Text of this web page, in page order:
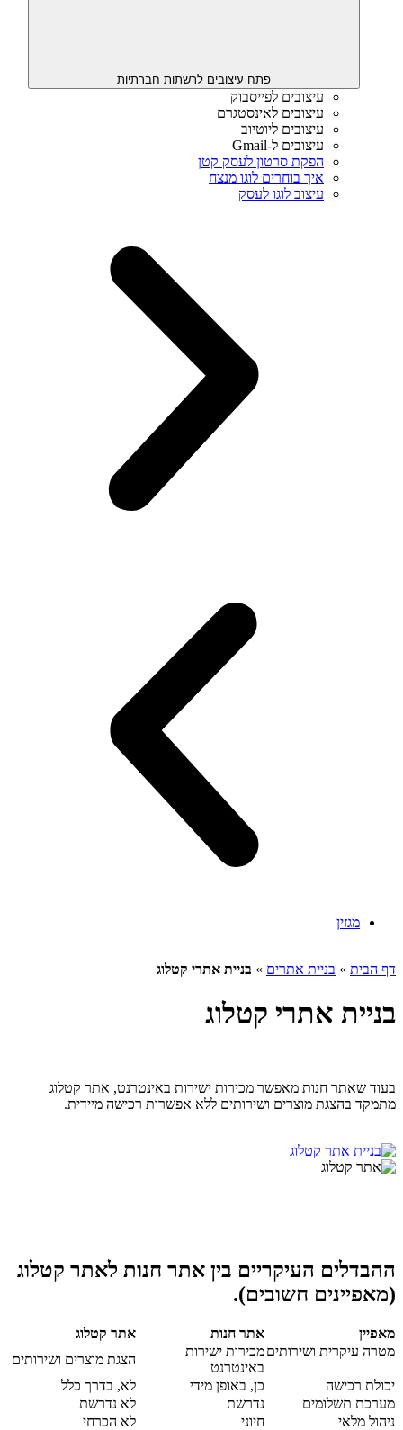
פתח עיצובים לרשתות חברתיות
עיצובים לפייסבוק
עיצובים לאינסטגרם
עיצובים ליוטיוב
עיצובים ל-Gmail
הפקת סרטון לעסק קטן
איך בוחרים לוגו מנצח
עיצוב לוגו לעסק
מגזין
דף הבית » בניית אתרים » בניית אתרי קטלוג
בניית אתרי קטלוג
בעוד שאתר חנות מאפשר מכירות ישירות באינטרנט, אתר קטלוג
מתמקד בהצגת מוצרים ושירותים ללא אפשרות רכישה מיידית.
ההבדלים העיקריים בין אתר חנות לאתר קטלוג
(מאפיינים חשובים).
מאפיין אתר חנות
אתר קטלוג
מטרה עיקרית ושירותיםמכירות ישירות
באינטרנט
הצגת מוצרים ושירותים
יכולת רכישה
כן, באופן מידי
לא, בדרך כלל
מערכת תשלומים
נדרשת
לא נדרשת
ניהול מלאי
חיוני
לא הכרחי